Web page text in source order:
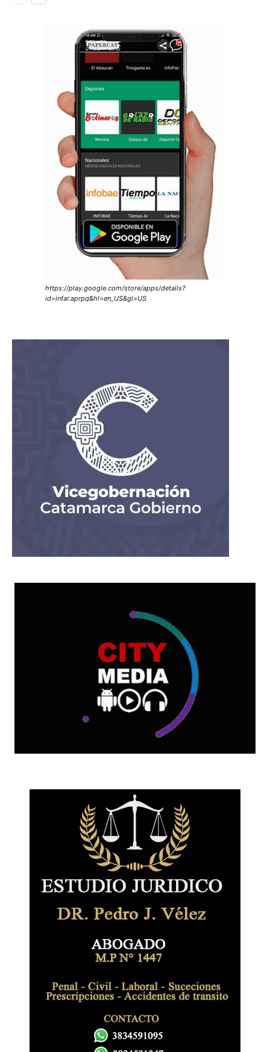
https://play.google.com/store/apps/details?
id=infar.aprpq&hl=en_US&gl=US